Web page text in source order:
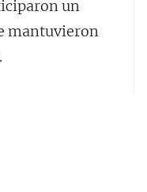
un
mantuvieron